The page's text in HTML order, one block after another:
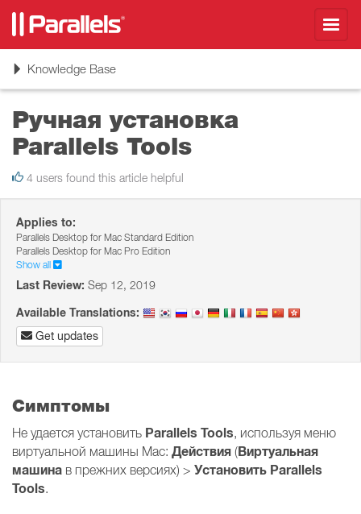
ToggleKnowledge Base
Ручная установка
Parallels Tools
4 users found this article helpful
Applies to:
Parallels Desktop for Mac Standard Edition
Parallels Desktop for Mac Pro Edition
Show all
Last Review: Sep 12, 2019
Available Translations:
Get updates
Симптомы
Не удается установить Parallels Tools, используя меню
виртуальной машины Mac: Действия (Виртуальная
машина в прежних версиях) > Установить Parallels
Tools.